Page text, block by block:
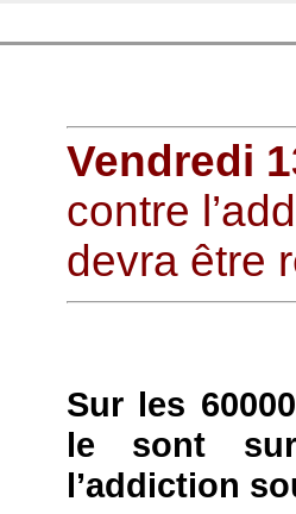
Vendredi
contre
devra être
Sur les
le sont
l’addiction